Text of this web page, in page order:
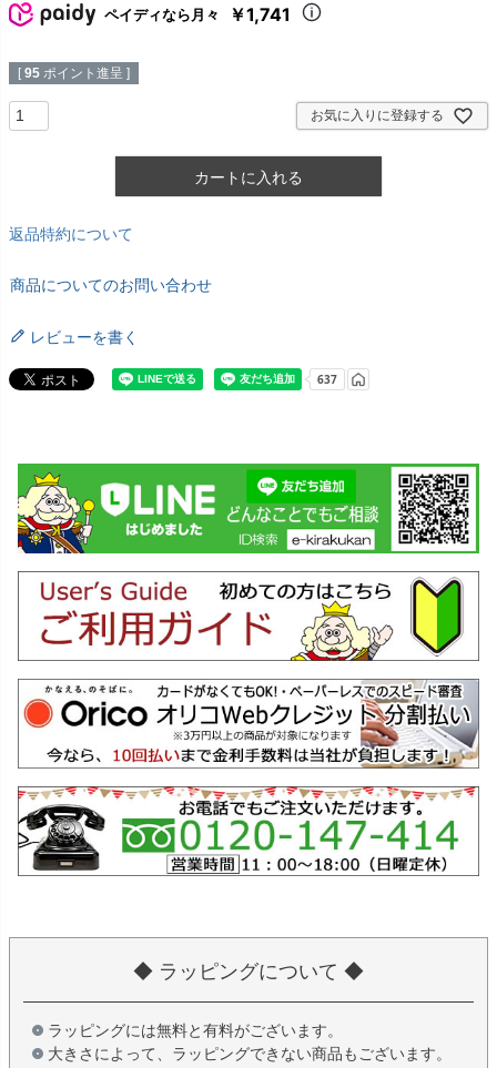
ペイディなら月々 ￥1,741
[ 95 ポイント進呈 ]
お気に入りに登録する
カートに入れる
返品特約について
商品についてのお問い合わせ
レビューを書く
◆ ラッピングについて ◆
ラッピングには無料と有料がございます。
大きさによって、ラッピングできない商品もございます。